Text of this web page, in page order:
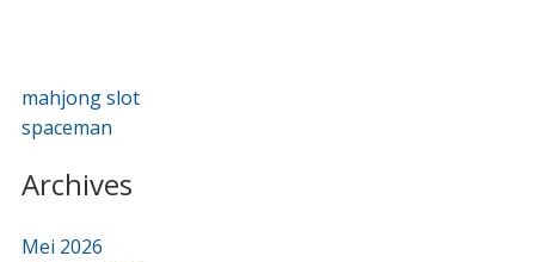
mahjong slot
spaceman
Archives
Mei 2026